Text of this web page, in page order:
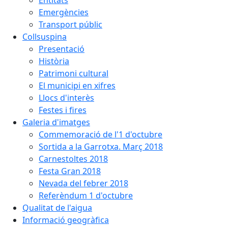
Emergències
Transport públic
Collsuspina
Presentació
Història
Patrimoni cultural
El municipi en xifres
Llocs d'interès
Festes i fires
Galeria d'imatges
Commemoració de l'1 d'octubre
Sortida a la Garrotxa. Març 2018
Carnestoltes 2018
Festa Gran 2018
Nevada del febrer 2018
Referèndum 1 d'octubre
Qualitat de l'aigua
Informació geogràfica